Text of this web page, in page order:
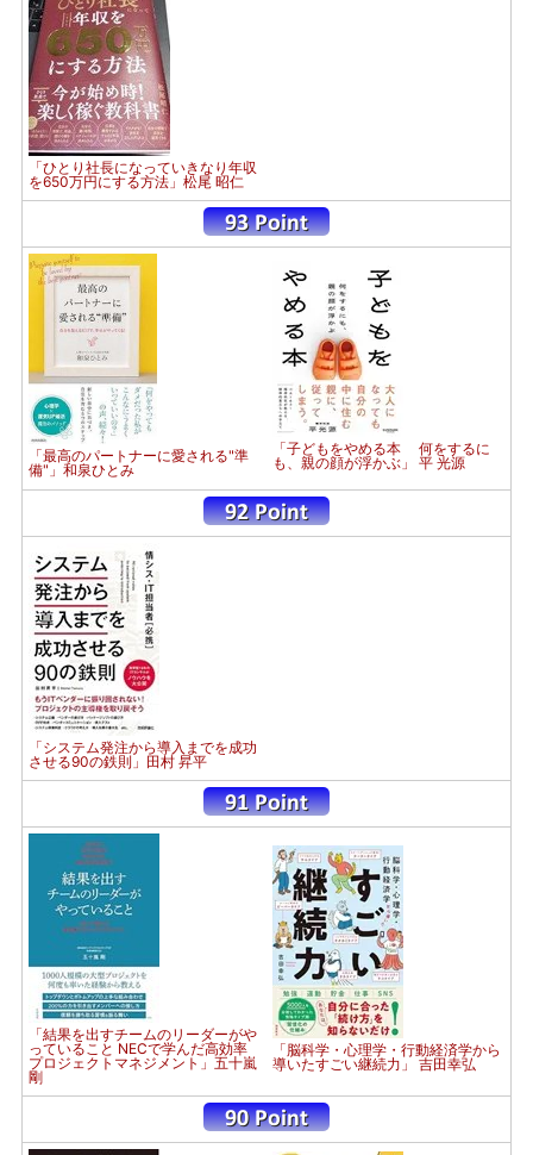
「ひとり社長になっていきなり年収
を650万円にする方法」松尾 昭仁
「最高のパートナーに愛される"準
備"」和泉ひとみ
「子どもをやめる本 何をするに
も、親の顔が浮かぶ」 平 光源
「システム発注から導入までを成功
させる90の鉄則」田村 昇平
「結果を出すチームのリーダーがや
っていること NECで学んだ高効率
プロジェクトマネジメント」五十嵐
剛
「脳科学・心理学・行動経済学から
導いたすごい継続力」 吉田幸弘